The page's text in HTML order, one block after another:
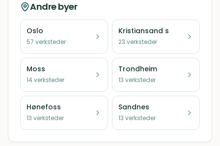
Andre byer
Oslo
57 verksteder
Kristiansand s
23 verksteder
Moss
14verksteder
Trondheim
13 verksteder
Hønefoss
13 verksteder
Sandnes
13 verksteder